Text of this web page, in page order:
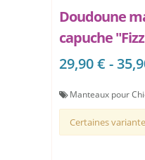
Doudoune
capuche
29,90 € -
Manteaux pour
Certaines